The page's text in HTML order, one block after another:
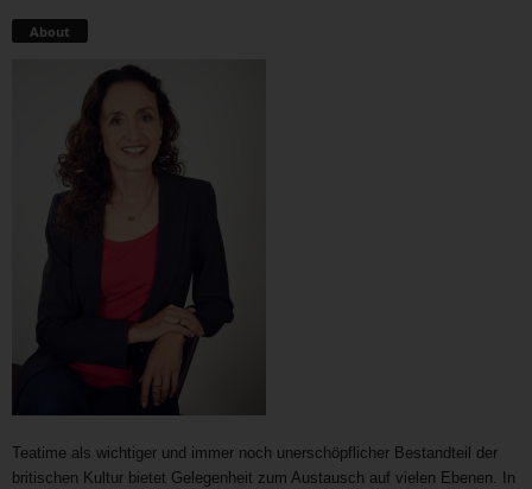
About
Teatime als wichtiger und immer noch unerschöpflicher Bestandteil der
britischen Kultur bietet Gelegenheit zum Austausch auf vielen Ebenen. In